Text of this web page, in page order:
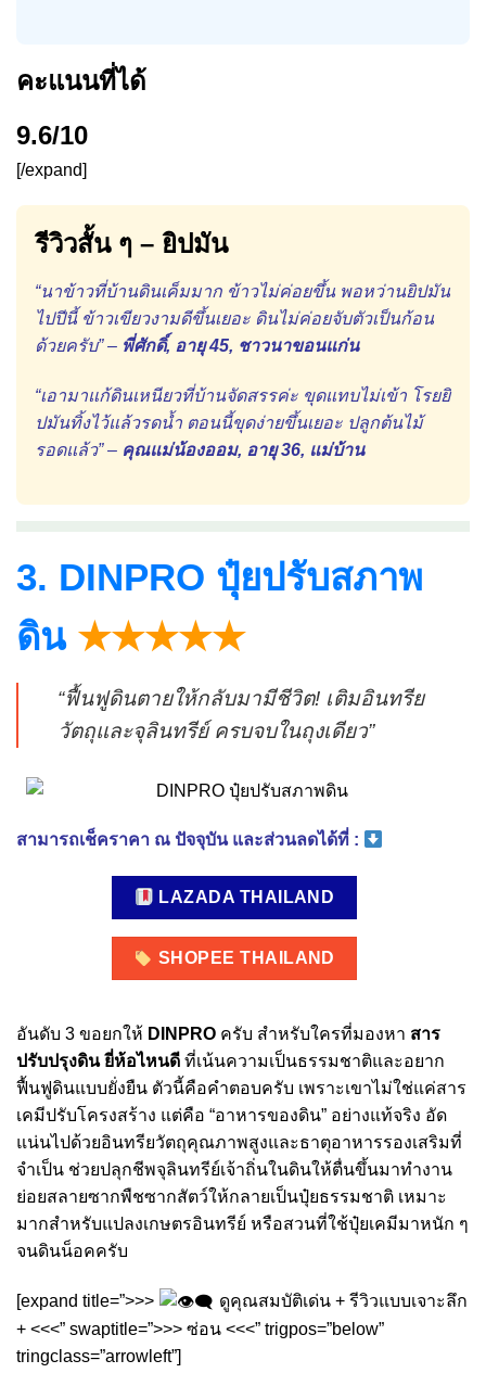
คะแนนที่ได้
9.6/10
[/expand]
รีวิวสั้น ๆ – ยิปมัน
“นาข้าวที่บ้านดินเค็มมาก ข้าวไม่ค่อยขึ้น พอหว่านยิปมัน
ไปปีนี้ ข้าวเขียวงามดีขึ้นเยอะ ดินไม่ค่อยจับตัวเป็นก้อน
ด้วยครับ” – พี่ศักดิ์, อายุ 45, ชาวนาขอนแก่น
“เอามาแก้ดินเหนียวที่บ้านจัดสรรค่ะ ขุดแทบไม่เข้า โรยยิ
ปมันทิ้งไว้แล้วรดน้ำ ตอนนี้ขุดง่ายขึ้นเยอะ ปลูกต้นไม้
รอดแล้ว” – คุณแม่น้องออม, อายุ 36, แม่บ้าน
3. DINPRO ปุ๋ยปรับสภาพ
ดิน ★★★★★
“ฟื้นฟูดินตายให้กลับมามีชีวิต! เติมอินทรีย
วัตถุและจุลินทรีย์ ครบจบในถุงเดียว”
สามารถเช็คราคา ณ ปัจจุบัน และส่วนลดได้ที่ :
LAZADA THAILAND
SHOPEE THAILAND
อันดับ 3 ขอยกให้ DINPRO ครับ สำหรับใครที่มองหา สาร
ปรับปรุงดิน ยี่ห้อไหนดี ที่เน้นความเป็นธรรมชาติและอยาก
ฟื้นฟูดินแบบยั่งยืน ตัวนี้คือคำตอบครับ เพราะเขาไม่ใช่แค่สาร
เคมีปรับโครงสร้าง แต่คือ “อาหารของดิน” อย่างแท้จริง อัด
แน่นไปด้วยอินทรียวัตถุคุณภาพสูงและธาตุอาหารรองเสริมที่
จำเป็น ช่วยปลุกชีพจุลินทรีย์เจ้าถิ่นในดินให้ตื่นขึ้นมาทำงาน
ย่อยสลายซากพืชซากสัตว์ให้กลายเป็นปุ๋ยธรรมชาติ เหมาะ
มากสำหรับแปลงเกษตรอินทรีย์ หรือสวนที่ใช้ปุ๋ยเคมีมาหนัก ๆ
จนดินน็อคครับ
[expand title=”>>>
ดูคุณสมบัติเด่น + รีวิวแบบเจาะลึก
+ <<<” swaptitle=”>>> ซ่อน <<<” trigpos=”below”
tringclass=”arrowleft”]